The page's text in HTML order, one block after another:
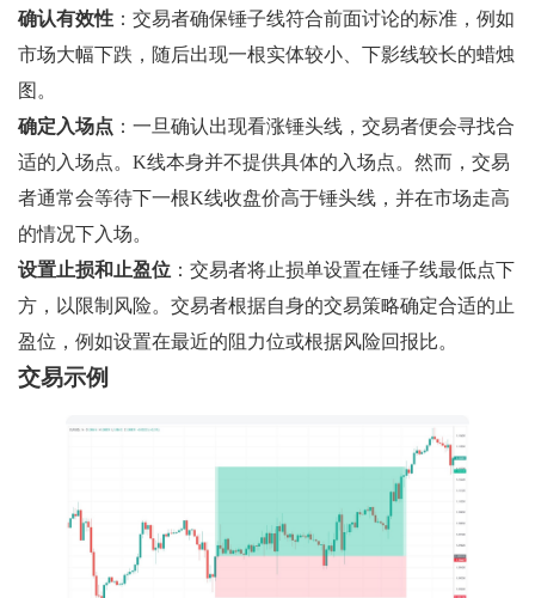
确认有效性 ：交易者确保锤子线符合前面讨论的标准，例如
市场大幅下跌，随后出现一根实体较小、下影线较长的蜡烛
图。
确定入场点 ：一旦确认出现看涨锤头线，交易者便会寻找合
适的入场点。K线本身并不提供具体的入场点。然而，交易
者通常会等待下一根K线收盘价高于锤头线，并在市场走高
的情况下入场。
设置止损和止盈位 ：交易者将止损单设置在锤子线最低点下
方，以限制风险。交易者根据自身的交易策略确定合适的止
盈位，例如设置在最近的阻力位或根据风险回报比。
交易示例